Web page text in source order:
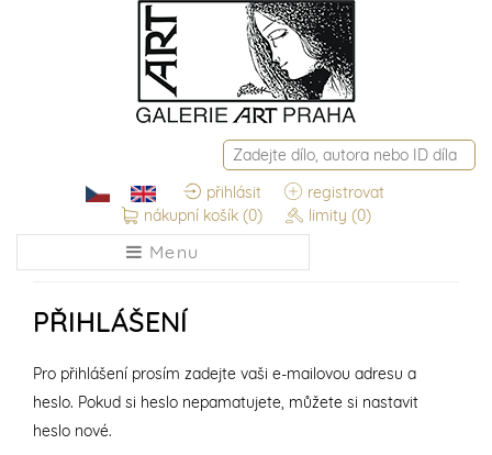
přihlásit
registrovat
nákupní košík (0) limity (0)
Menu
PŘIHLÁŠENÍ
Pro přihlášení prosím zadejte vaši e-mailovou adresu a
heslo. Pokud si heslo nepamatujete, můžete si nastavit
heslo nové.